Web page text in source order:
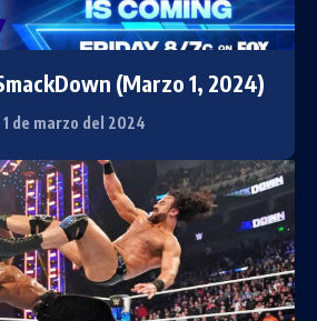
(Marzo 1, 2024)
1 de marzo del 2024